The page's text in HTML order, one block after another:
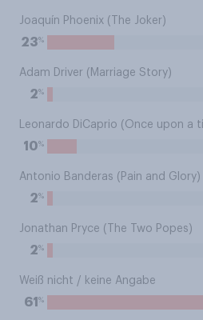
Joaquín Phoenix (The Joker)
23%
Adam Driver (Marriage Story)
2%
Leonardo DiCaprio (Once upon a
10%
Antonio Banderas (Pain and Glory)
2%
Jonathan Pryce (The Two Popes)
2%
Weiß nicht / keine Angabe
61 %